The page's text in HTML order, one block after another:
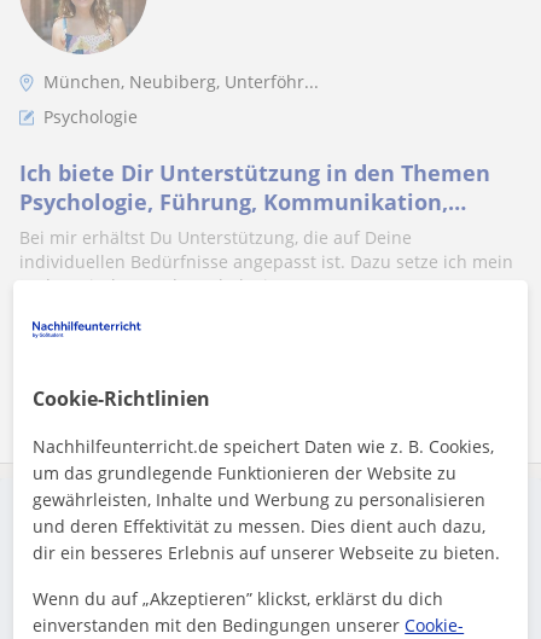
München, Neubiberg, Unterföhr...
Psychologie
Ich biete Dir Unterstützung in den Themen
Psychologie, Führung, Kommunikation,
Gesundheit und ADHS
Bei mir erhältst Du Unterstützung, die auf Deine
individuellen Bedürfnisse angepasst ist. Dazu setze ich mein
pädagogisches und psychologis...
Mehr sehen
Eine Anzeige aufgeben
Schalte eine Suchanzeige, damit Lehrkräfte dich finden
können
Eine Anzeige aufgeben
Cookie-Richtlinien
Nachhilfeunterricht.de speichert Daten wie z. B. Cookies,
um das grundlegende Funktionieren der Website zu
gewährleisten, Inhalte und Werbung zu personalisieren
und deren Effektivität zu messen. Dies dient auch dazu,
dir ein besseres Erlebnis auf unserer Webseite zu bieten.
Wenn du auf „Akzeptieren” klickst, erklärst du dich
einverstanden mit den Bedingungen unsererCookie-